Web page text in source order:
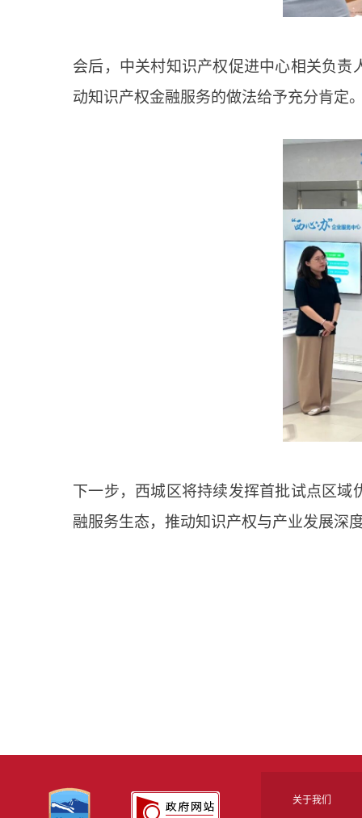
会后，中关村知识产权促进中心相关负
动知识产权金融服务的做法给予充分肯定
下一步，西城区将持续发挥首批试点区
融服务生态，推动知识产权与产业发展深
关于我们